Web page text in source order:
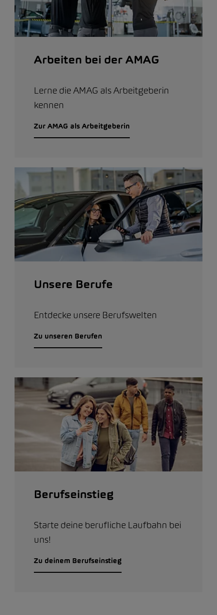
Arbeiten bei der AMAG
Lerne die AMAG als Arbeitgeberin
kennen
Zur AMAG als Arbeitgeberin
Unsere Berufe
Entdecke unsere Berufswelten
Zu unseren Berufen
Berufseinstieg
Starte deine berufliche Laufbahn bei
uns!
Zu deinem Berufseinstieg